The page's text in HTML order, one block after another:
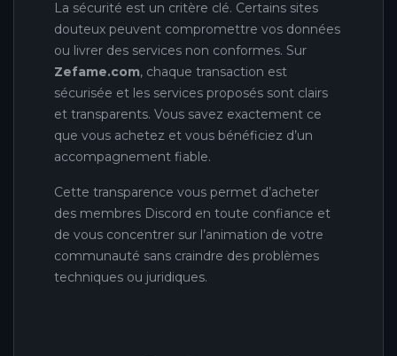
La sécurité est un critère clé. Certains sites
douteux peuvent compromettre vos données
ou livrer des services non conformes. Sur
Zefame.com, chaque transaction est
sécurisée et les services proposés sont clairs
et transparents. Vous savez exactement ce
que vous achetez et vous bénéficiez d’un
accompagnement fiable.
Cette transparence vous permet d’acheter
des membres Discord en toute confiance et
de vous concentrer sur l’animation de votre
communauté sans craindre des problèmes
techniques ou juridiques.